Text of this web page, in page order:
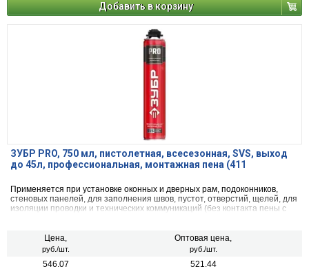
Добавить в корзину
ЗУБР PRO, 750 мл, пистолетная, всесезонная, SVS, выход
до 45л, профессиональная, монтажная пена (411
Применяется при установке оконных и дверных рам, подоконников,
стеновых панелей, для заполнения швов, пустот, отверстий, щелей, для
изоляции проводки и технических коммуникаций (без контакта пены с
Цена,
руб./шт.
Оптовая цена,
руб./шт.
546.07 521.44